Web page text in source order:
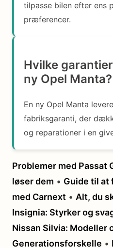
tilpasse bilen efter ens
præferencer.
Hvilke
ny Opel Manta?
En ny Opel Manta
fabriksgaranti, der
og reparationer i en
Problemer med Passat
løser dem • Guide til
med Carnext • Alt, du
Insignia: Styrker og
Nissan Silvia: Modeller
Generationsforskelle •